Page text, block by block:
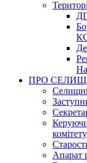
ПРО
комітету
Апарат